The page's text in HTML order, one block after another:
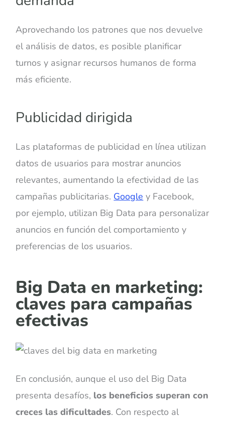
Aprovechando los patrones que nos devuelve
el análisis de datos, es posible planificar
turnos y asignar recursos humanos de forma
más eficiente.
Publicidad dirigida
Las plataformas de publicidad en línea utilizan
datos de usuarios para mostrar anuncios
relevantes, aumentando la efectividad de las
campañas publicitarias. Google y Facebook,
por ejemplo, utilizan Big Data para personalizar
anuncios en función del comportamiento y
preferencias de los usuarios.
Big Data en marketing:
claves para campañas
efectivas
En conclusión, aunque el uso del Big Data
presenta desafíos, los beneficios superan con
creces las dificultades. Con respecto al